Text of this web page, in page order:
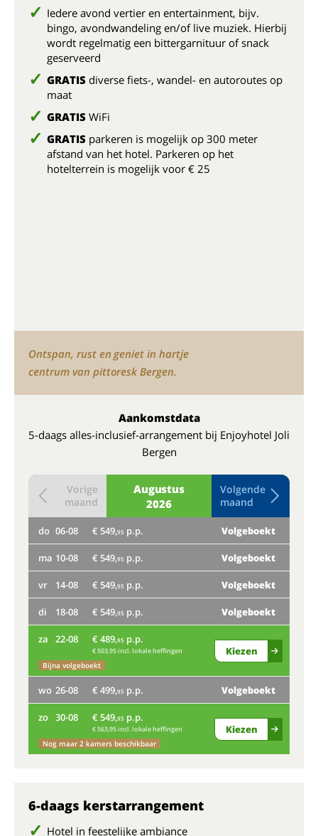
Iedere avond vertier en entertainment, bijv.
bingo, avondwandeling en/of live muziek. Hierbij
wordt regelmatig een bittergarnituur of snack
geserveerd
GRATIS diverse fiets-, wandel- en autoroutes op
maat
GRATIS WiFi
GRATIS parkeren is mogelijk op 300 meter
afstand van het hotel. Parkeren op het
hotelterrein is mogelijk voor € 25
Ontspan, rust en geniet in hartje
centrum van pittoresk Bergen.
Aankomstdata
5-daags alles-inclusief-arrangement bij Enjoyhotel Joli
Bergen
Augustus
2026
Vorige
maand
Volgende
maand
do 06-08 € 549,95 p.p. Volgeboekt
ma 10-08 € 549,95 p.p. Volgeboekt
vr 14-08 € 549,95 p.p. Volgeboekt
di 18-08 € 549,95 p.p. Volgeboekt
za 22-08 € 489,95 p.p.
€ 503,95 incl. lokale heffingen
Bijna volgeboekt
Kiezen
wo 26-08 € 499,95 p.p. Volgeboekt
zo 30-08 € 549,95 p.p.
€ 563,95 incl. lokale heffingen
Nog maar 2 kamers beschikbaar
Kiezen
6-daags kerstarrangement
Hotel in feestelijke ambiance